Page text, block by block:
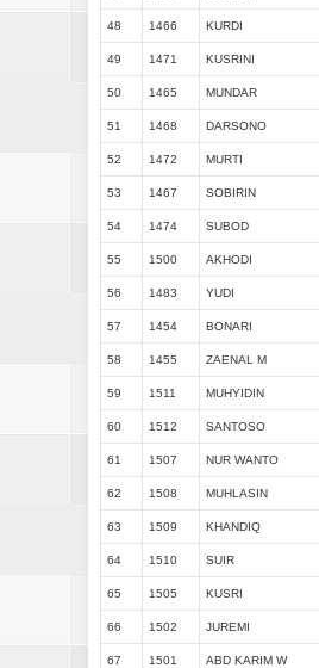
48 1466 KURDI
49 1471 KUSRINI
50 1465 MUNDAR
51 1468 DARSONO
52 1472 MURTI
53 1467 SOBIRIN
54 1474 SUBOD
55 1500 AKHODI
56 1483 YUDI
57 1454 BONARI
58 1455 ZAENAL M
59 1511 MUHYIDIN
60 1512 SANTOSO
61 1507 NUR WANTO
62 1508 MUHLASIN
63 1509 KHANDIQ
64 1510 SUIR
65 1505 KUSRI
66 1502 JUREMI
67 1501 ABD KARIM W